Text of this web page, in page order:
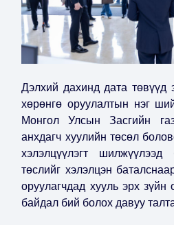
Дэлхий дахинд дата төвүүд
хөрөнгө оруулалтын нэг
Монгол Улсын Засгийн
анхдагч хуулийн төсөл
хэлэлцүүлэгт
төслийг хэлэлцэн
оруулагчдад хууль эрх зүйн
байдал бий болох давуу